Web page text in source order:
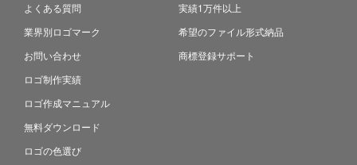
よくある質問
業界別ロゴマーク
お問い合わせ
ロゴ制作実績
ロゴ作成マニュアル
無料ダウンロード
ロゴの色選び
実績1万件以上
希望のファイル形式納品
商標登録サポート